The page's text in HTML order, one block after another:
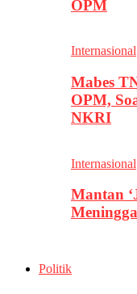
OPM
Internasional
Mabes
OPM,
NKRI
Internasional
Mantan
Politik